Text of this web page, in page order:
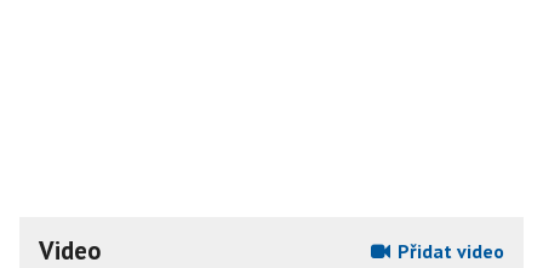
Video Přidat video